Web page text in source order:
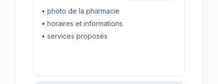
• photo de la pharmacie
• horaires et informations
• services proposés